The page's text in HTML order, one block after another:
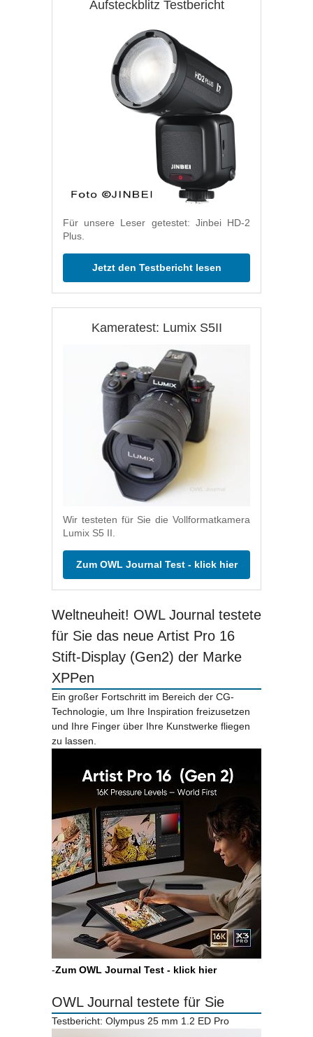
Aufsteckblitz Testbericht
Für unsere Leser getestet: Jinbei HD-2
Plus.
Jetzt den Testbericht lesen
Kameratest: Lumix S5II
Wir testeten für Sie die Vollformatkamera
Lumix S5 II.
Zum OWL Journal Test - klick hier
Weltneuheit! OWL Journal testete
für Sie das neue Artist Pro 16
Stift-Display (Gen2) der Marke
XPPen
Ein großer Fortschritt im Bereich der CG-
Technologie, um Ihre Inspiration freizusetzen
und Ihre Finger über Ihre Kunstwerke fliegen
zu lassen.
-Zum OWL Journal Test - klick hier
OWL Journal testete für Sie
Testbericht: Olympus 25 mm 1.2 ED Pro